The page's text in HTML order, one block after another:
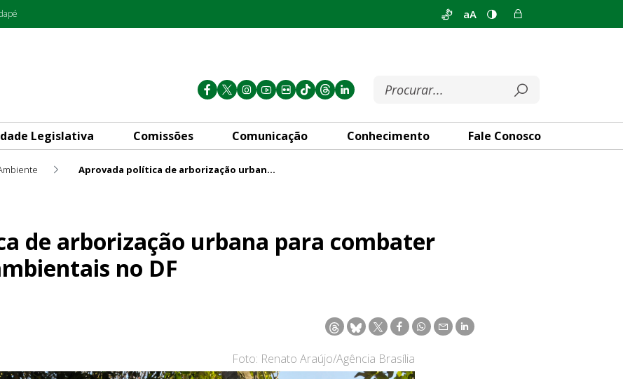
aA
Legislativa Comissões Comunicação Conhecimento Fale Conosco
Aprovada política de arborização urbana para combater desigualdades ambientais no DF
de arborização urbana para combater
no DF
Foto: Renato Araújo/Agência Brasília